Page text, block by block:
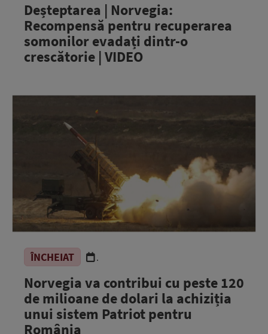
Deșteptarea | Norvegia:
Recompensă pentru recuperarea
somonilor evadați dintr-o
crescătorie | VIDEO
ÎNCHEIAT .
Norvegia va contribui cu peste 120
de milioane de dolari la achiziția
unui sistem Patriot pentru
România